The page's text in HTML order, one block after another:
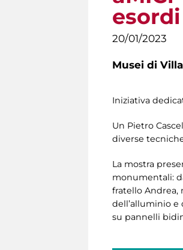
esordi
20/01/2023
Musei di
Iniziativa
Un Pietro
diverse
La mostra
monumentali:
fratello Andrea,
dell’alluminio
su pannelli